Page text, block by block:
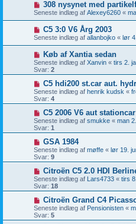
308 nysynet med
Seneste indlæg af Alexey6260 «
C5 3:0 V6 Årg 2003
Seneste indlæg af allanbojko « lør
Køb af Xantia sedan
Seneste indlæg af Xanvin « tirs 2.
Svar: 2
C5 hdi200 st.car aut.
Seneste indlæg af henrik kudsk «
Svar: 4
C5 2006 V6 aut
Seneste indlæg af smukke « man
Svar: 1
GSA 1984
Seneste indlæg af møffe « lør 19.
Svar: 9
Citroën C5 2.0 HDI
Seneste indlæg af Lars4733 « tirs
Svar: 18
Citroën Grand C4
Seneste indlæg af Pensionisten «
Svar: 5